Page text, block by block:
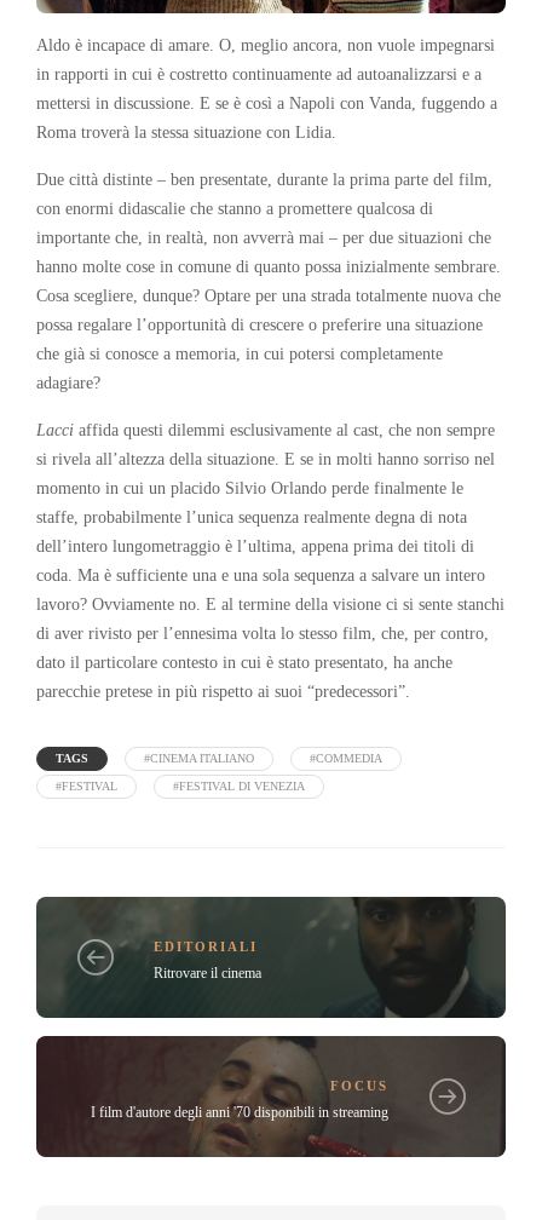
Aldo è incapace di amare. O, meglio ancora, non vuole impegnarsi
in rapporti in cui è costretto continuamente ad autoanalizzarsi e a
mettersi in discussione. E se è così a Napoli con Vanda, fuggendo a
Roma troverà la stessa situazione con Lidia.
Due città distinte – ben presentate, durante la prima parte del film,
con enormi didascalie che stanno a promettere qualcosa di
importante che, in realtà, non avverrà mai – per due situazioni che
hanno molte cose in comune di quanto possa inizialmente sembrare.
Cosa scegliere, dunque? Optare per una strada totalmente nuova che
possa regalare l’opportunità di crescere o preferire una situazione
che già si conosce a memoria, in cui potersi completamente
adagiare?
Lacci affida questi dilemmi esclusivamente al cast, che non sempre
si rivela all’altezza della situazione. E se in molti hanno sorriso nel
momento in cui un placido Silvio Orlando perde finalmente le
staffe, probabilmente l’unica sequenza realmente degna di nota
dell’intero lungometraggio è l’ultima, appena prima dei titoli di
coda. Ma è sufficiente una e una sola sequenza a salvare un intero
lavoro? Ovviamente no. E al termine della visione ci si sente stanchi
di aver rivisto per l’ennesima volta lo stesso film, che, per contro,
dato il particolare contesto in cui è stato presentato, ha anche
parecchie pretese in più rispetto ai suoi “predecessori”.
TAGS #CINEMA ITALIANO #COMMEDIA
#FESTIVAL #FESTIVAL DI VENEZIA
EDITORIALI
Ritrovare il cinema
FOCUS
I film d'autore degli anni '70 disponibili in streaming